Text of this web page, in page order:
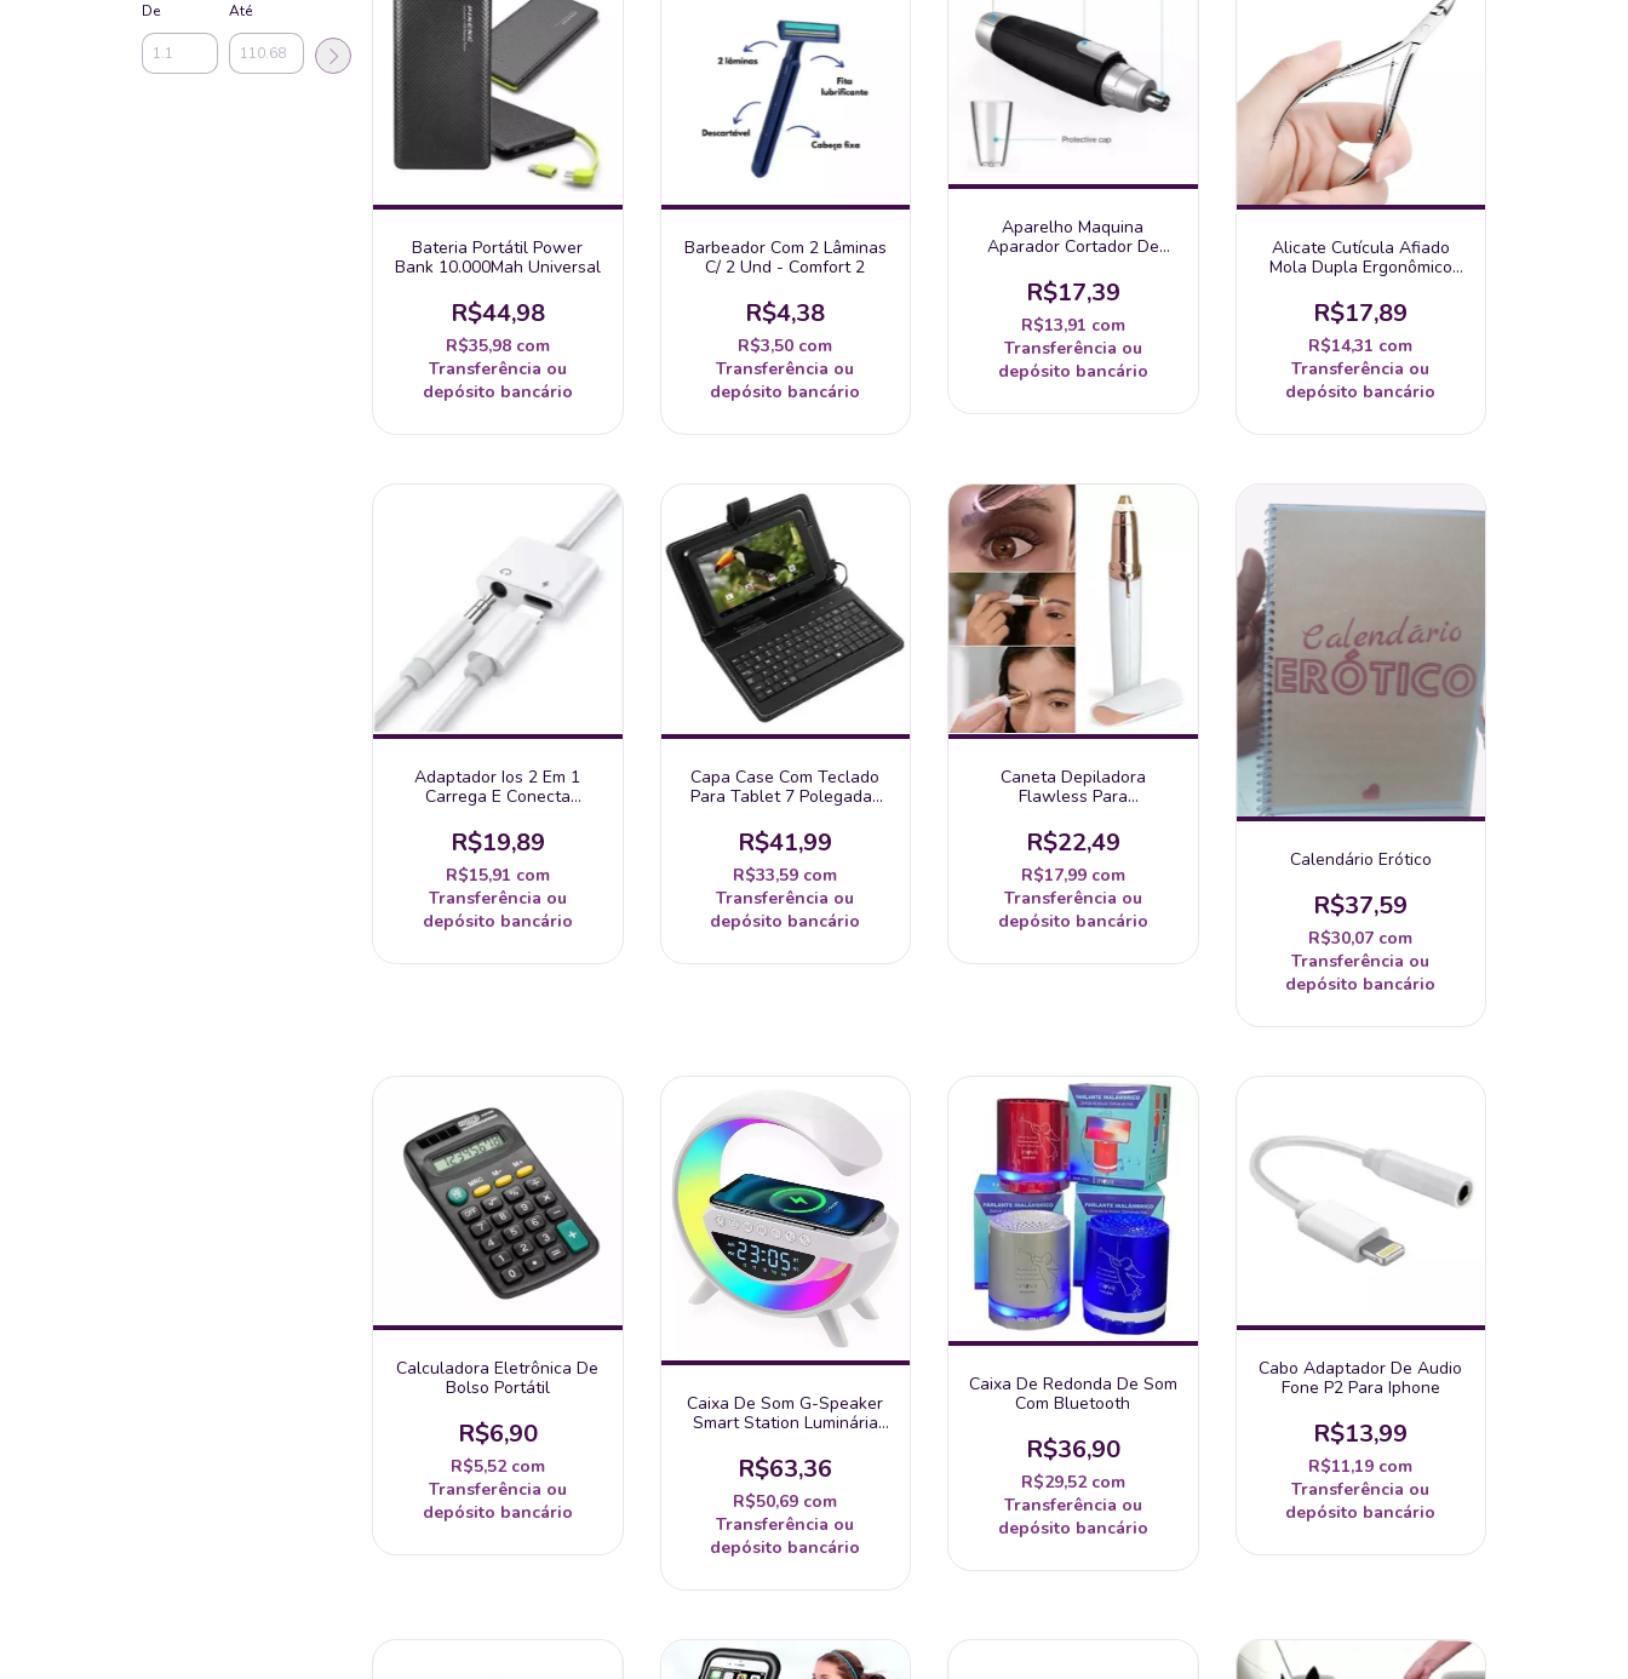
De Até
Bateria Portátil Power
Bank 10.000Mah Universal
R$44,98
R$35,98 com
Transferência ou
depósito bancário
Barbeador Com 2 Lâminas
C/ 2 Und - Comfort 2
R$4,38
R$3,50 com
Transferência ou
depósito bancário
Aparelho Maquina
Aparador Cortador De
R$17,39
R$13,91 com
Transferência ou
depósito bancário
Alicate Cutícula Afiado
Mola Dupla Ergonômico
Lâmina Aço Inox
R$17,89
R$14,31 com
Transferência ou
depósito bancário
Adaptador Ios 2 Em 1
Carrega E Conecta
Ipad
R$19,89
R$15,91 com
Transferência ou
depósito bancário
Capa Case Com Teclado
Para Tablet 7 Polegadas
R$41,99
R$33,59 com
Transferência ou
depósito bancário
Caneta Depiladora
Flawless Para
Recarregável Com Usb
R$22,49
R$17,99 com
Transferência ou
depósito bancário
Calendário Erótico
R$37,59
R$30,07 com
Transferência ou
depósito bancário
Calculadora Eletrônica De
Bolso Portátil
R$6,90
R$5,52 com
Transferência ou
depósito bancário
Caixa De Som G-Speaker
Smart Station Luminária
Carregador Para Android E
Iphone Relógio De Mesa Bl
R$63,36
R$50,69 com
Transferência ou
depósito bancário
Caixa De Redonda De Som
Com Bluetooth
R$36,90
R$29,52 com
Transferência ou
depósito bancário
Cabo Adaptador De Audio
Fone P2 Para Iphone
R$13,99
R$11,19 com
Transferência ou
depósito bancário